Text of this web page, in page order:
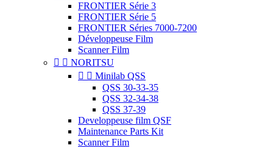
FRONTIER Série 3
FRONTIER Série 5
FRONTIER Séries 7000-7200
Développeuse Film
Scanner Film
  NORITSU
  Minilab QSS
QSS 30-33-35
QSS 32-34-38
QSS 37-39
Developpeuse film QSF
Maintenance Parts Kit
Scanner Film